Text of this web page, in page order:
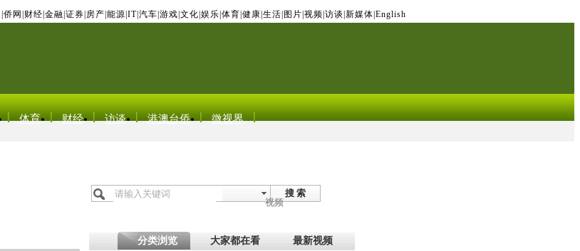
侨网 财经 金融 证券 房产 能源 IT| 汽车 游戏 文化 娱乐 体育 健康 生活 图片 视频 访谈 新媒体 English
体育 财经 访谈 港澳台侨 微视界
搜 索
视频
分类浏览 大家都在看 最新视频